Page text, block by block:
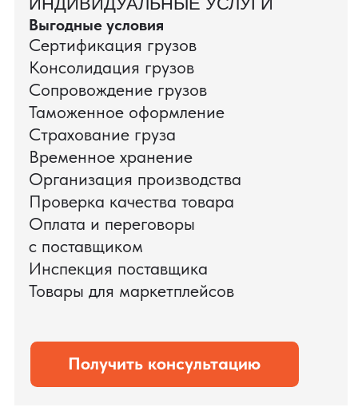
КЕЙС ПАО «РОСТЕЛЕКОМ»
ПАО «Ростелеком» доверяет нам полный
цикл международных поставок — от
поиска и проверки поставщиков до
доставки оборудования.
Мы обеспечили полный цикл работ:
проверку продукции, логистику,
таможенное оформление и контроль
сроков. В результате все товары были
доставлены точно в срок и без
дополнительных рисков.
PRO TORG — проверенный партнёр по
международной логистике для ведущих
федеральных компаний.